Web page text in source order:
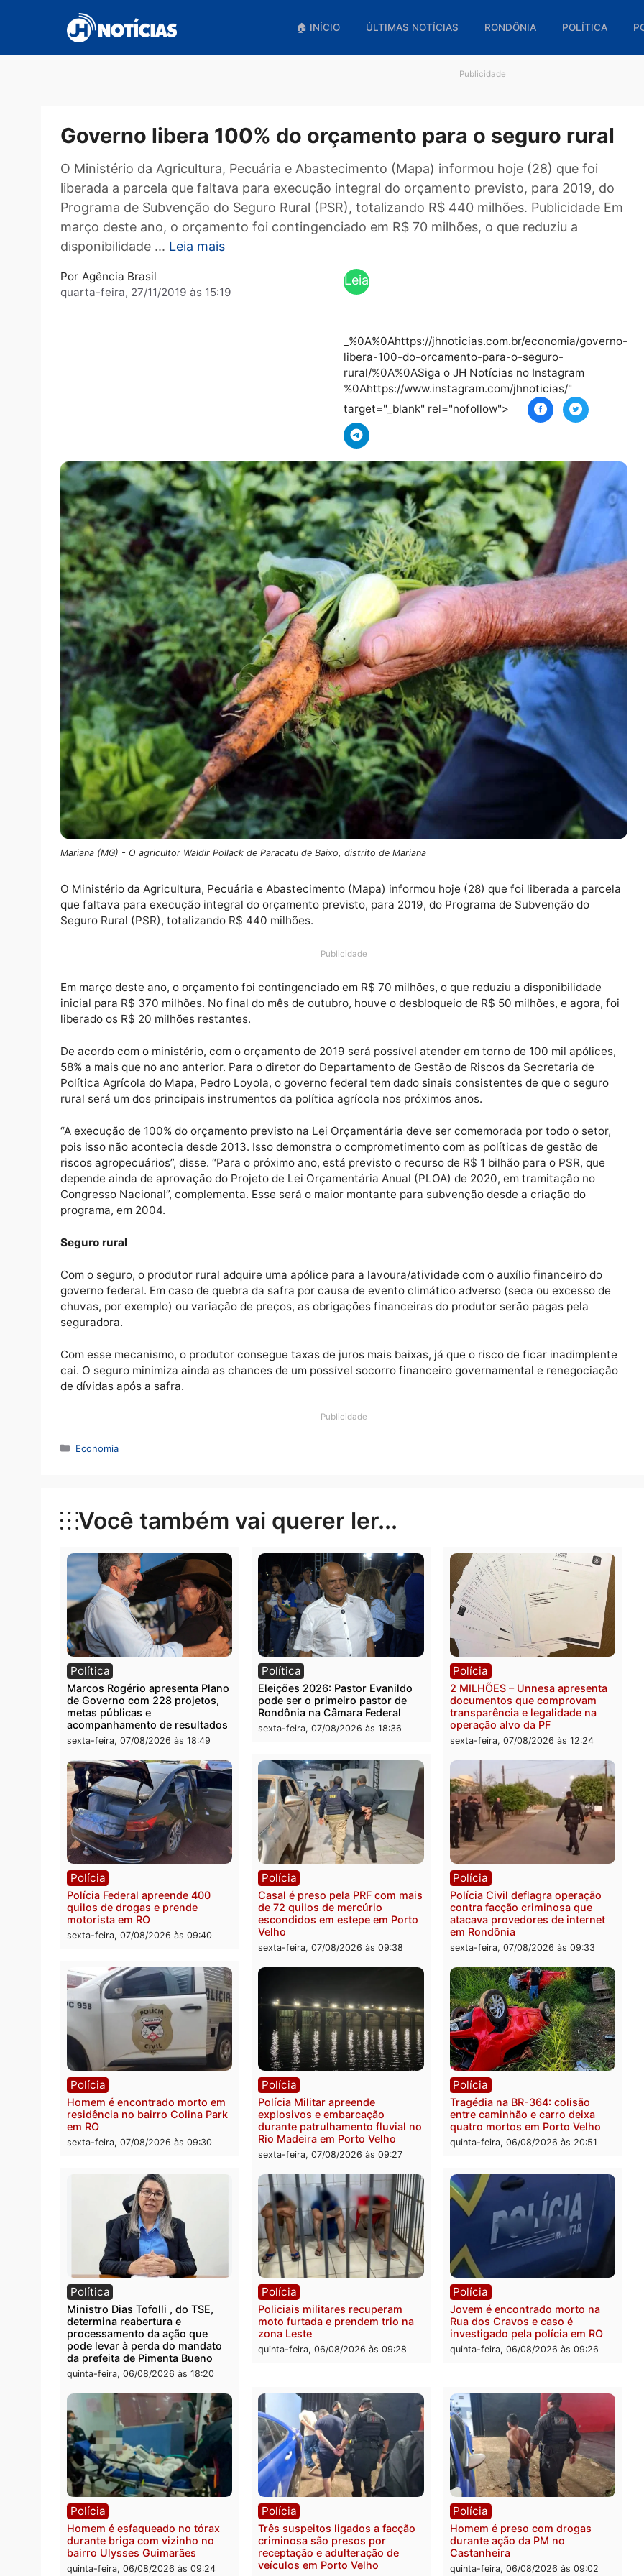
conteúdo
🏠 INÍCIO ÚLTIMAS NOTÍCIAS RONDÔNIA
Governo libera 100% do orçamento para o seguro
O Ministério da Agricultura, Pecuária e Abastecimento (Mapa) informou hoje (28) que
liberada a parcela que faltava para execução integral do orçamento previsto, para
Programa de Subvenção do Seguro Rural (PSR), totalizando R$ 440 milhões.
março deste ano, o orçamento foi contingenciado em R$ 70 milhões, o que reduziu a
disponibilidade ...
mai
s
_%0A%0Ahttps://jhnoticias.com.br/economia/
libera-100-do-orcamento-para-o-seguro-
rural/%0A%0ASiga o JH Notícias no Instagram
O Ministério da Agricultura, Pecuária e Abastecimento (Mapa) informou hoje (28) que foi liberada a
que faltava para execução integral do orçamento previsto, para 2019, do Programa de Subvenção
Seguro Rural (PSR), totalizando R$ 440 milhões.
Publicidade
Em março deste ano, o orçamento foi contingenciado em R$ 70 milhões, o que reduziu a
liberado os R$ 20 milhões restantes.
De acordo com o ministério, com o orçamento de 2019 será possível atender em torno de 100 mil
58% a mais que no ano anterior. Para o diretor do Departamento de Gestão de Riscos da Secretaria
Política Agrícola do Mapa, Pedro Loyola, o governo federal tem dado sinais consistentes de que o
rural será um dos principais instrumentos da política agrícola nos próximos anos.
pois isso não acontecia desde 2013. Isso demonstra o comprometimento com as políticas de gestão
riscos agropecuários”, disse. “Para o próximo ano, está previsto o recurso de R$ 1 bilhão para o PSR,
depende ainda de aprovação do Projeto de Lei Orçamentária Anual (PLOA) de 2020, em tramitação
Congresso Nacional”, complementa. Esse será o maior montante para subvenção desde a criação do
Seguro rural
Com o seguro, o produtor rural adquire uma apólice para a lavoura/atividade com o auxílio
chuvas, por exemplo) ou variação de preços, as obrigações financeiras do produtor serão pagas
cai. O seguro minimiza ainda as chances de um possível socorro financeiro governamental e
Publicidade
Categorias
Economia
Você também vai querer ler...
Política
Marcos Rogério apresenta Plano
de Governo com 228 projetos,
metas públicas e
acompanhamento de resultados
sexta-feira, 07/08/2026 às 18:49
Política
Eleições 2026: Pastor Evanildo
pode ser o primeiro pastor de
Rondônia na Câmara Federal
sexta-feira, 07/08/2026 às 18:36
documentos que
transparência e legalidade
operação alvo da PF
sexta-feira, 07/08/2026 às
Polícia
Polícia Federal apreende 400
quilos de drogas e prende
motorista em RO
sexta-feira, 07/08/2026 às 09:40
Polícia
Casal é preso pela PRF com mais
de 72 quilos de mercúrio
escondidos em estepe em Porto
Velho
sexta-feira, 07/08/2026 às 09:38
Polícia Civil deflagra
contra facção criminosa
atacava provedores de
em Rondônia
Polícia
Homem é encontrado morto em
residência no bairro Colina Park
em RO
sexta-feira, 07/08/2026 às 09:30
Polícia
Polícia Militar apreende
explosivos e embarcação
sexta-feira, 07/08/2026 às 09:27
Polícia
Tragédia na BR-364:
entre caminhão e carro
Política
Ministro Dias Tofolli , do TSE,
Polícia
Policiais militares recuperam
Polícia
Jovem é encontrado